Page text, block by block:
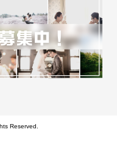
Reserved.